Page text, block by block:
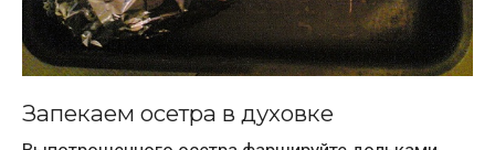
Запекаем осетра в духовке